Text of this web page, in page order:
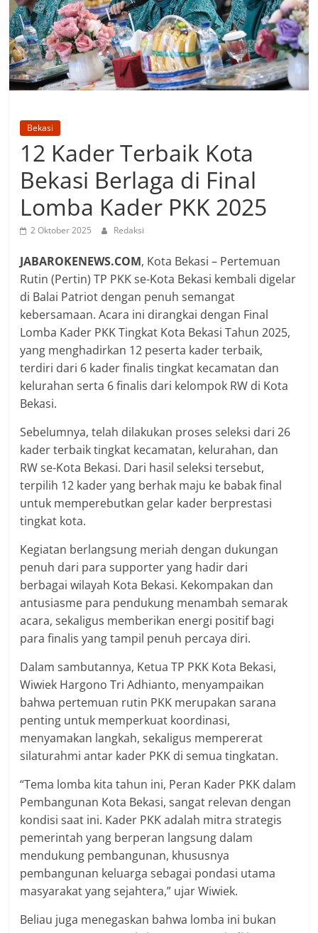
Bekasi
12 Kader Terbaik Kota
Bekasi Berlaga di Final
Lomba Kader PKK 2025
2 Oktober 2025 Redaksi
JABAROKENEWS.COM, Kota Bekasi – Pertemuan
Rutin (Pertin) TP PKK se-Kota Bekasi kembali digelar
di Balai Patriot dengan penuh semangat
kebersamaan. Acara ini dirangkai dengan Final
Lomba Kader PKK Tingkat Kota Bekasi Tahun 2025,
yang menghadirkan 12 peserta kader terbaik,
terdiri dari 6 kader finalis tingkat kecamatan dan
kelurahan serta 6 finalis dari kelompok RW di Kota
Bekasi.
Sebelumnya, telah dilakukan proses seleksi dari 26
kader terbaik tingkat kecamatan, kelurahan, dan
RW se-Kota Bekasi. Dari hasil seleksi tersebut,
terpilih 12 kader yang berhak maju ke babak final
untuk memperebutkan gelar kader berprestasi
tingkat kota.
Kegiatan berlangsung meriah dengan dukungan
penuh dari para supporter yang hadir dari
berbagai wilayah Kota Bekasi. Kekompakan dan
antusiasme para pendukung menambah semarak
acara, sekaligus memberikan energi positif bagi
para finalis yang tampil penuh percaya diri.
Dalam sambutannya, Ketua TP PKK Kota Bekasi,
Wiwiek Hargono Tri Adhianto, menyampaikan
bahwa pertemuan rutin PKK merupakan sarana
penting untuk memperkuat koordinasi,
menyamakan langkah, sekaligus mempererat
silaturahmi antar kader PKK di semua tingkatan.
“Tema lomba kita tahun ini, Peran Kader PKK dalam
Pembangunan Kota Bekasi, sangat relevan dengan
kondisi saat ini. Kader PKK adalah mitra strategis
pemerintah yang berperan langsung dalam
mendukung pembangunan, khususnya
pembangunan keluarga sebagai pondasi utama
masyarakat yang sejahtera,” ujar Wiwiek.
Beliau juga menegaskan bahwa lomba ini bukan